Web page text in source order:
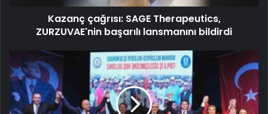
Kazanç çağrısı: SAGE Therapeutics,
ZURZUVAE'nin başarılı lansmanını bildirdi